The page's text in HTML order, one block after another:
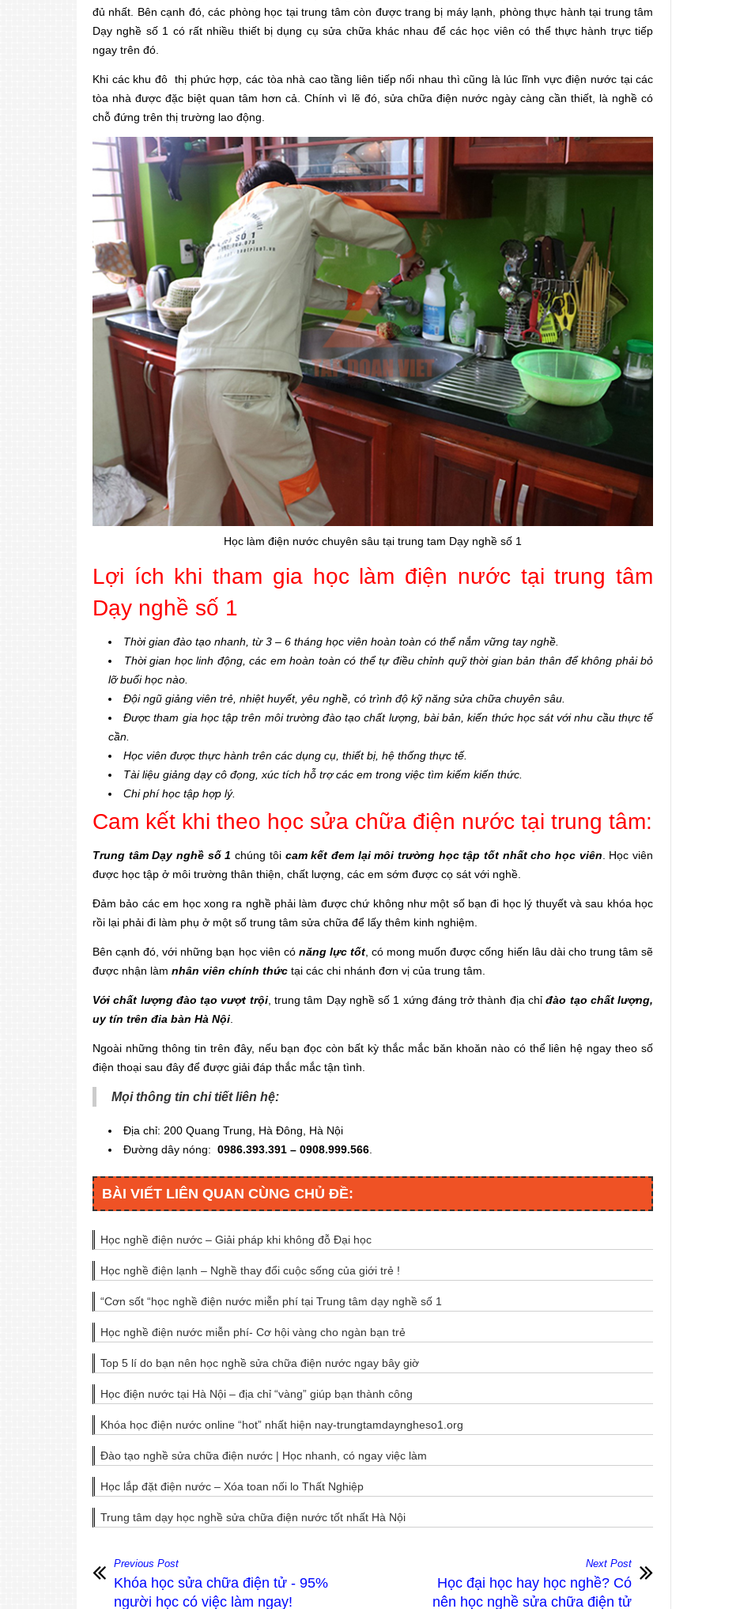
đủ nhất. Bên cạnh đó, các phòng học tại trung tâm còn được trang bị máy lạnh, phòng thực hành tại trung tâm
Dạy nghề số 1 có rất nhiều thiết bị dụng cụ sửa chữa khác nhau để các học viên có thể thực hành trực tiếp
ngay trên đó.
Khi các khu đô thị phức hợp, các tòa nhà cao tầng liên tiếp nối nhau thì cũng là lúc lĩnh vực điện nước tại các
tòa nhà được đặc biệt quan tâm hơn cả. Chính vì lẽ đó, sửa chữa điện nước ngày càng cần thiết, là nghề có
chỗ đứng trên thị trường lao động.
Học làm điện nước chuyên sâu tại trung tam Dạy nghề số 1
Lợi ích khi tham gia học làm điện nước tại trung tâm
Dạy nghề số 1
Thời gian đào tạo nhanh, từ 3 – 6 tháng học viên hoàn toàn có thể nắm vững tay nghề.
Thời gian học linh động, các em hoàn toàn có thể tự điều chỉnh quỹ thời gian bản thân để không phải bỏ
lỡ buổi học nào.
Đội ngũ giảng viên trẻ, nhiệt huyết, yêu nghề, có trình độ kỹ năng sửa chữa chuyên sâu.
Được tham gia học tập trên môi trường đào tạo chất lượng, bài bản, kiến thức học sát với nhu cầu thực tế
cần.
Học viên được thực hành trên các dụng cụ, thiết bị, hệ thống thực tế.
Tài liệu giảng dạy cô đọng, xúc tích hỗ trợ các em trong việc tìm kiếm kiến thức.
Chi phí học tập hợp lý.
Cam kết khi theo học sửa chữa điện nước tại trung tâm:
Trung tâm Dạy nghề số 1 chúng tôi cam kết đem lại môi trường học tập tốt nhất cho học viên . Học viên
được học tập ở môi trường thân thiện, chất lượng, các em sớm được cọ sát với nghề.
Đảm bảo các em học xong ra nghề phải làm được chứ không như một số bạn đi học lý thuyết và sau khóa học
rồi lại phải đi làm phụ ở một số trung tâm sửa chữa để lấy thêm kinh nghiệm.
Bên cạnh đó, với những bạn học viên có năng lực tốt , có mong muốn được cống hiến lâu dài cho trung tâm sẽ
được nhận làm nhân viên chính thức tại các chi nhánh đơn vị của trung tâm.
Với chất lượng đào tạo vượt trội, trung tâm Dạy nghề số 1 xứng đáng trở thành địa chỉđào tạo chất lượng,
uy tín trên đia bàn Hà Nội
Ngoài những thông tin trên đây, nếu bạn đọc còn bất kỳ thắc mắc băn khoăn nào có thể liên hệ ngay theo số
điện thoại sau đây để được giải đáp thắc mắc tận tình.
Mọi thông tin chi tiết liên hệ:
Địa chỉ: 200 Quang Trung, Hà Đông, Hà Nội
Đường dây nóng: 0986.393.391 – 0908.999.566
BÀI VIẾT LIÊN QUAN CÙNG CHỦ ĐỀ:
Học nghề điện nước – Giải pháp khi không đỗ Đại học
Học nghề điện lạnh – Nghề thay đổi cuộc sống của giới trẻ !
“Cơn sốt “học nghề điện nước miễn phí tại Trung tâm dạy nghề số 1
Học nghề điện nước miễn phí- Cơ hội vàng cho ngàn bạn trẻ
Top 5 lí do bạn nên học nghề sửa chữa điện nước ngay bây giờ
Học điện nước tại Hà Nội – địa chỉ “vàng” giúp bạn thành công
Khóa học điện nước online “hot” nhất hiện nay-trungtamdayngheso1.org
Đào tạo nghề sửa chữa điện nước | Học nhanh, có ngay việc làm
Học lắp đặt điện nước – Xóa toan nối lo Thất Nghiệp
Trung tâm dạy học nghề sửa chữa điện nước tốt nhất Hà Nội
Previous Post
Khóa học sửa chữa điện tử - 95%
người học có việc làm ngay!
Next Post
Học đại học hay học nghề? Có
nên học nghề sửa chữa điện tử